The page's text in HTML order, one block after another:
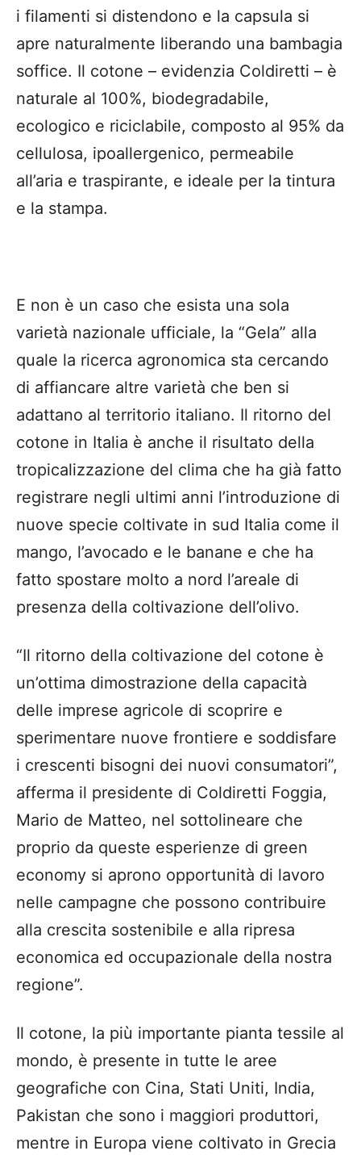
i filamenti si distendono e la capsula si
apre naturalmente liberando una bambagia
soffice. Il cotone – evidenzia Coldiretti – è
naturale al 100%, biodegradabile,
ecologico e riciclabile, composto al 95% da
cellulosa, ipoallergenico, permeabile
all’aria e traspirante, e ideale per la tintura
e la stampa.
E non è un caso che esista una sola
varietà nazionale ufficiale, la “Gela” alla
quale la ricerca agronomica sta cercando
di affiancare altre varietà che ben si
adattano al territorio italiano. Il ritorno del
cotone in Italia è anche il risultato della
tropicalizzazione del clima che ha già fatto
registrare negli ultimi anni l’introduzione di
nuove specie coltivate in sud Italia come il
mango, l’avocado e le banane e che ha
fatto spostare molto a nord l’areale di
presenza della coltivazione dell’olivo.
“Il ritorno della coltivazione del cotone è
un’ottima dimostrazione della capacità
delle imprese agricole di scoprire e
sperimentare nuove frontiere e soddisfare
i crescenti bisogni dei nuovi consumatori”,
afferma il presidente di Coldiretti Foggia,
Mario de Matteo, nel sottolineare che
proprio da queste esperienze di green
economy si aprono opportunità di lavoro
nelle campagne che possono contribuire
alla crescita sostenibile e alla ripresa
economica ed occupazionale della nostra
regione”.
Il cotone, la più importante pianta tessile al
mondo, è presente in tutte le aree
geografiche con Cina, Stati Uniti, India,
Pakistan che sono i maggiori produttori,
mentre in Europa viene coltivato in Grecia